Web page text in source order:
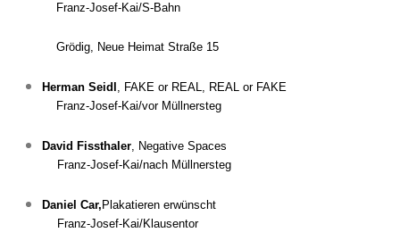
Franz-Josef-Kai/S-Bahn
Grödig, Neue Heimat Straße 15
Herman Seidl , FAKE or REAL, REAL or FAKE
Franz-Josef-Kai/vor Müllnersteg
David Fissthaler, Negative Spaces
Franz-Josef-Kai/nach Müllnersteg
Daniel Car, Plakatieren erwünscht
Franz-Josef-Kai/Klausentor